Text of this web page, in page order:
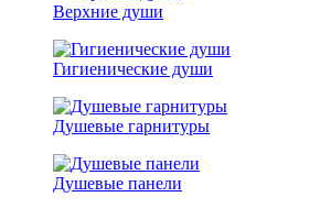
Верхние души
Гигиенические души
Душевые гарнитуры
Душевые панели